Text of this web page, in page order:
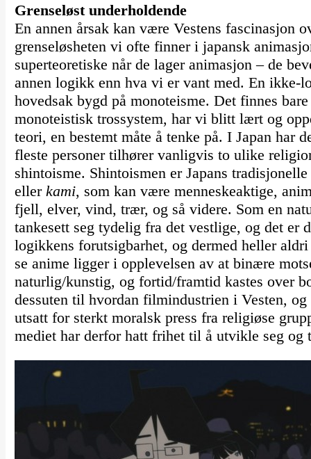
Grenseløst underholdende
En annen årsak kan være Vestens fascinasjon
grenseløsheten vi ofte finner i japansk
superteoretiske når de lager animasjon – de
annen logikk enn hva vi er vant med. En
hovedsak bygd på monoteisme. Det finnes
monoteistisk trossystem, har vi blitt lært og
teori, en bestemt måte å tenke på. I Japan har
fleste personer tilhører vanligvis to ulike
shintoisme. Shintoismen er Japans
eller kami, som kan være menneskeaktige,
fjell, elver, vind, trær, og så videre. Som en
tankesett seg tydelig fra det vestlige, og det er
logikkens forutsigbarhet, og dermed heller
se anime ligger i opplevelsen av at binære
naturlig/kunstig, og fortid/framtid kastes over
dessuten til hvordan filmindustrien i Vesten,
utsatt for sterkt moralsk press fra religiøse
mediet har derfor hatt frihet til å utvikle seg og